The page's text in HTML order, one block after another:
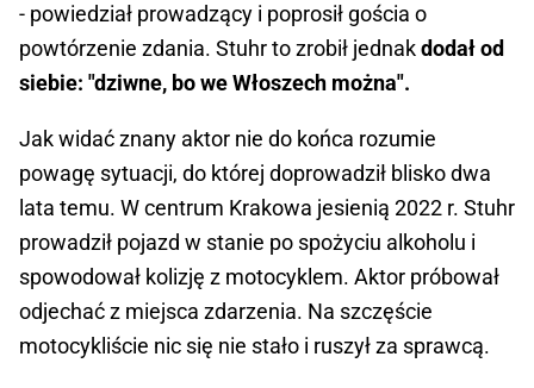
- powiedział prowadzący i poprosił gościa o
powtórzenie zdania. Stuhr to zrobił jednakdodał od
siebie: "dziwne, bo we Włoszech można".
Jak widać znany aktor nie do końca rozumie
powagę sytuacji, do której doprowadził blisko dwa
lata temu. W centrum Krakowa jesienią 2022 r. Stuhr
prowadził pojazd w stanie po spożyciu alkoholu i
spowodował kolizję z motocyklem. Aktor próbował
odjechać z miejsca zdarzenia. Na szczęście
motocykliście nic się nie stało i ruszył za sprawcą.